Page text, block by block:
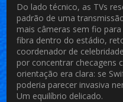
Do lado técnico, as TVs
padrão de uma
mais câmeras sem fio
fibra dentro do estádio,
coordenador de
por concentrar checagens
orientação era clara: se
poderia parecer invasiva
Um equilíbrio delicado.